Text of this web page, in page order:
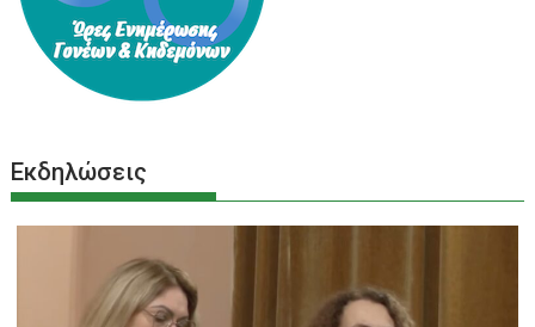
Εκδηλώσεις